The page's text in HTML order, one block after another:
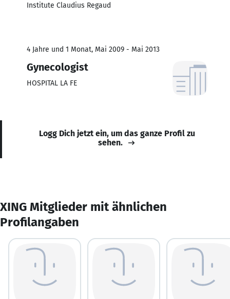
Institute Claudius Regaud
4 Jahre und 1 Monat, Mai 2009 - Mai 2013
Gynecologist
HOSPITAL LA FE
Logg Dich jetzt ein, um das ganze Profil zu
sehen.
XING Mitglieder mit ähnlichen
Profilangaben